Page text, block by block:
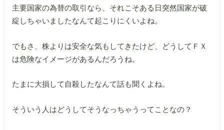
主要国家の為替の取引なら、それこそある日突然国家が破
綻しちゃいましたなんて起こりにくいよね。
でもさ、株よりは安全な気もしてきたけど、どうしてＦＸ
は危険なイメージがあるんだろうね。
たまに大損して自殺したなんて話も聞くよね。
そういう人はどうしてそうなっちゃうってことなの？